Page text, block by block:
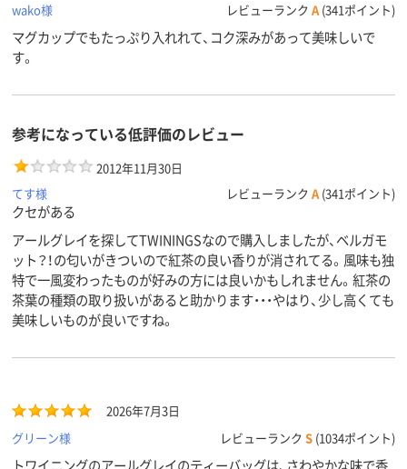
wako様
レビューランク A (341ポイント)
マグカップでもたっぷり入れれて、コク深みがあって美味しいで
す。
参考になっている低評価のレビュー
2012年11月30日
てす様
レビューランク A (341ポイント)
クセがある
アールグレイを探してTWININGSなので購入しましたが、ベルガモ
ット？！の匂いがきついので紅茶の良い香りが消されてる。風味も独
特で一風変わったものが好みの方には良いかもしれません。紅茶の
茶葉の種類の取り扱いがあると助かります・・・やはり、少し高くても
美味しいものが良いですね。
2026年7月3日
グリーン様
レビューランク S (1034ポイント)
トワイニングのアールグレイのティーバッグは、さわやかな味で香